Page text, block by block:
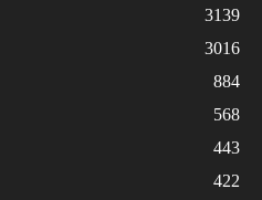
3139
3016
884
568
443
422